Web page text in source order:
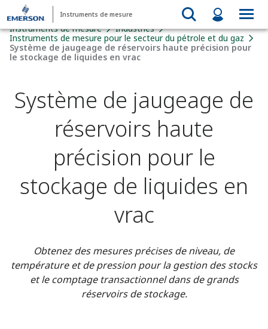
Instruments de mesure
Instruments de mesure
Industries
Instruments de mesure pour le secteur du pétrole et du gaz
Système de jaugeage de réservoirs haute précision pour
le stockage de liquides en vrac
Système de jaugeage de
réservoirs haute
précision pour le
stockage de liquides en
vrac
Obtenez des mesures précises de niveau, de
température et de pression pour la gestion des stocks
et le comptage transactionnel dans de grands
réservoirs de stockage.